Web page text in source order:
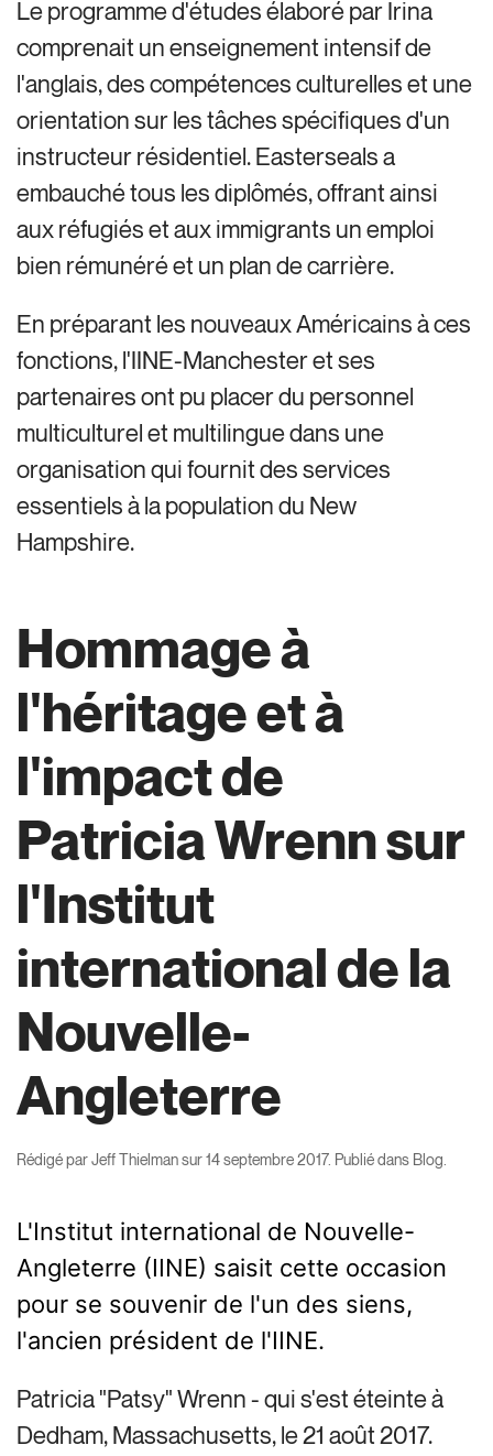
Le programme d'études élaboré par Irina
comprenait un enseignement intensif de
l'anglais, des compétences culturelles et une
orientation sur les tâches spécifiques d'un
instructeur résidentiel. Easterseals a
embauché tous les diplômés, offrant ainsi
aux réfugiés et aux immigrants un emploi
bien rémunéré et un plan de carrière.
En préparant les nouveaux Américains à ces
fonctions, l'IINE-Manchester et ses
partenaires ont pu placer du personnel
multiculturel et multilingue dans une
organisation qui fournit des services
essentiels à la population du New
Hampshire.
Hommage à
l'héritage et à
l'impact de
Patricia Wrenn sur
l'Institut
international de la
Nouvelle-
Angleterre
Rédigé parJeff Thielmansur14 septembre 2017. Publié dans Blog
L'Institut international de Nouvelle-
Angleterre (IINE) saisit cette occasion
pour se souvenir de l'un des siens,
l'ancien président de l'IINE.
Patricia "Patsy" Wrenn - qui s'est éteinte à
Dedham, Massachusetts, le 21 août 2017.